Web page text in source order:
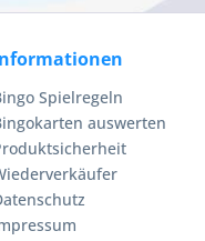
Spielregeln
auswerten